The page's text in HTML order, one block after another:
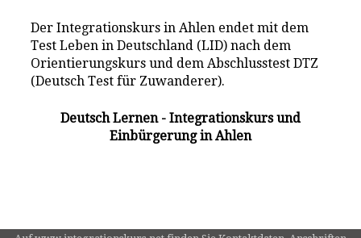
Der Integrationskurs in Ahlen endet mit dem
Test Leben in Deutschland (LID) nach dem
Orientierungskurs und dem Abschlusstest DTZ
(Deutsch Test für Zuwanderer).
Deutsch Lernen - Integrationskurs und
Einbürgerung in Ahlen